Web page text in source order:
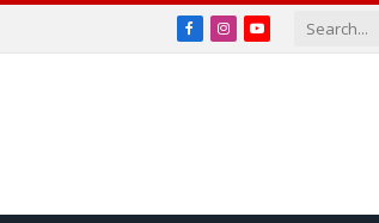
Facebook
InstagramYouTube